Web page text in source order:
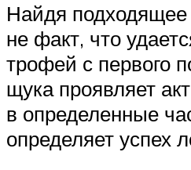
Найдя подходящее
не факт, что
трофей с первого
щука проявляет
в определенные
определяет успех